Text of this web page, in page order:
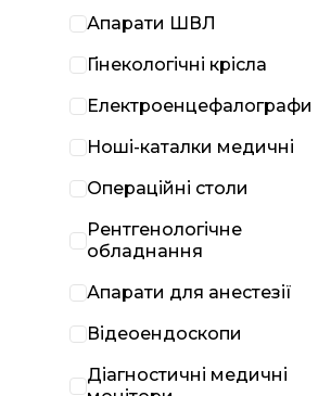
Апарати ШВЛ
Гінекологічні крісла
Електроенцефалографи
Ноші-каталки медичні
Операційні столи
Рентгенологічне
обладнання
Апарати для анестезії
Відеоендоскопи
Діагностичні медичні